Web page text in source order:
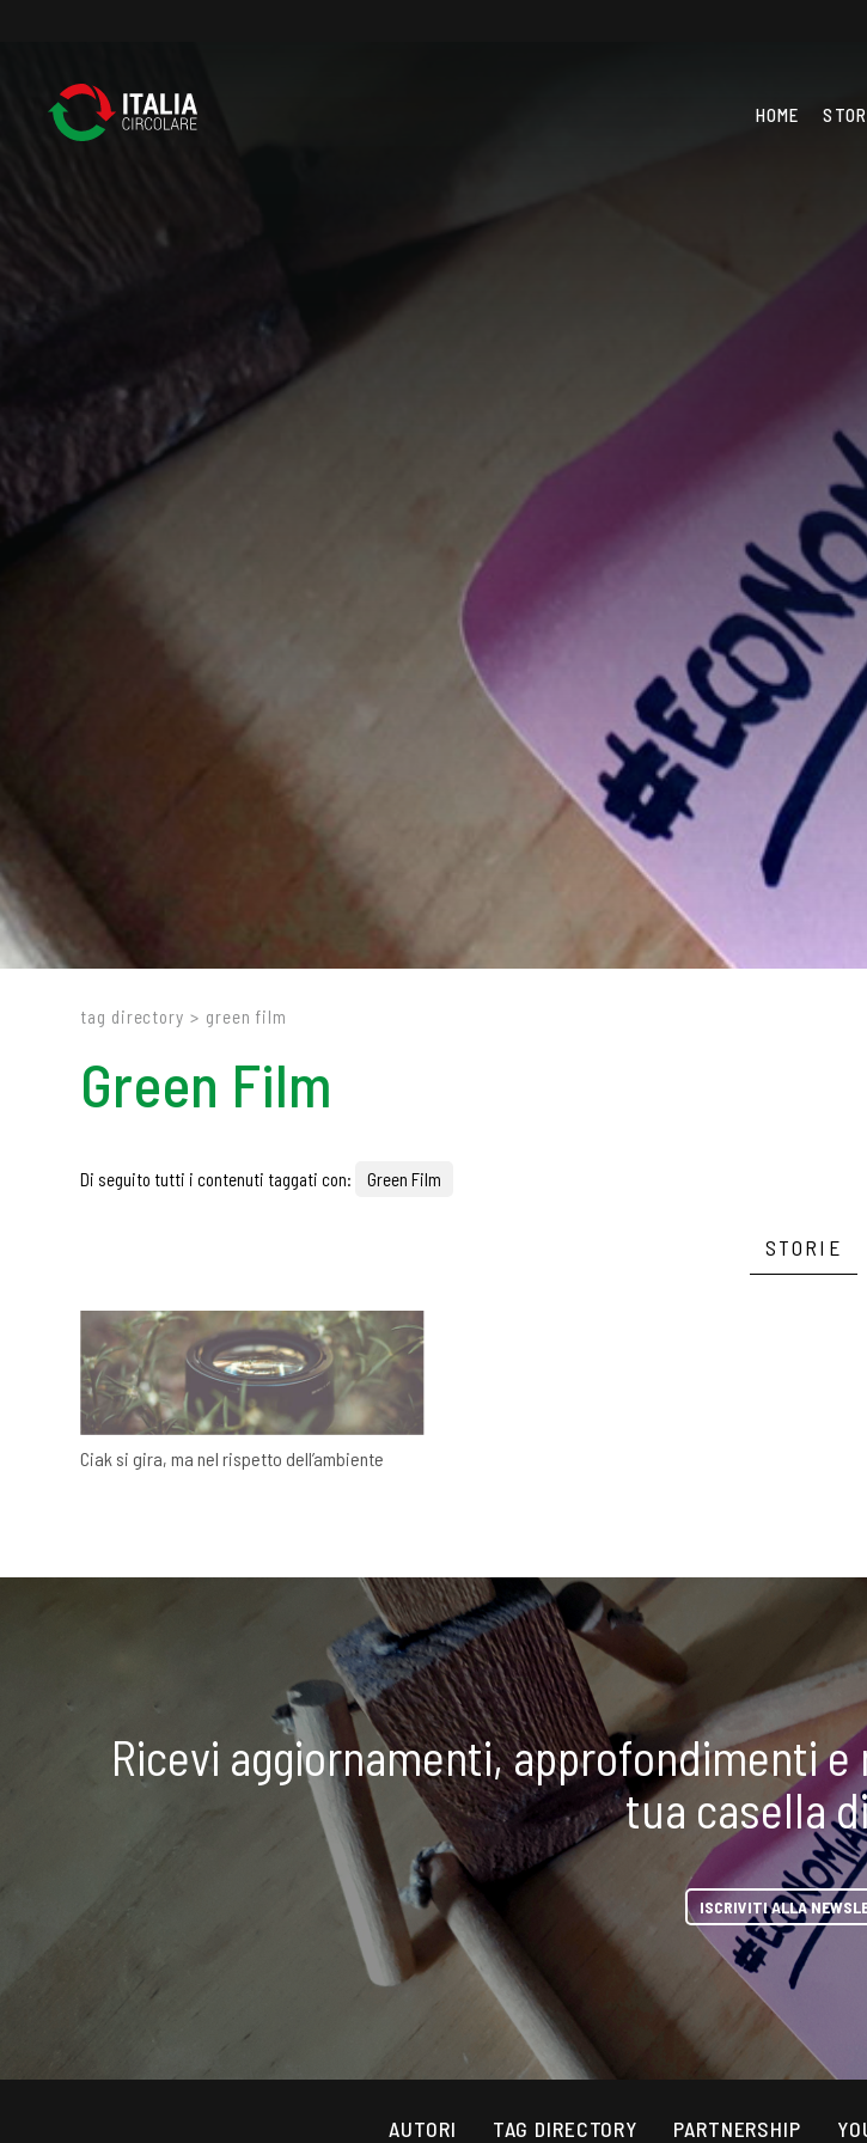
HOME
tag directory > green film
Green Film
Di seguito tutti i contenuti taggati con: Green Film
STORIE
Ciak si gira, ma nel rispetto dell’ambiente
Ricevi aggiornamenti, approfondimenti
tua casella
ISCRIVITI ALLA
AUTORI TAG DIRECTORY PARTNERSHIP